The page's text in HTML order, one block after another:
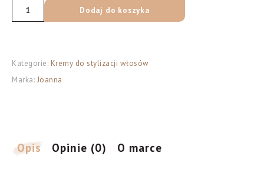
ilość
Joanna
stylizujący
do
termoochrona
Dodaj do koszyka
Kategorie: Kremy do stylizacji włosów
Marka: Joanna
Opis Opinie (0) O marce